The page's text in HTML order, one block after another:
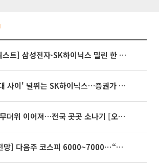
[베스트&워스트] 삼성전자·SK하이닉스 밀린 한 주…상상인증권은 85% 급등
'불안과 기대 사이' 널뛰는 SK하이닉스…증권가 "HBM4·LTA 기반 펀터멘털 견고"
35도 안팎 무더위 이어져…전국 곳곳 소나기 [오늘 날씨]
[주간증시전망] 다음주 코스피 6000~7000⋯“外人 수급은 정책이 변수”